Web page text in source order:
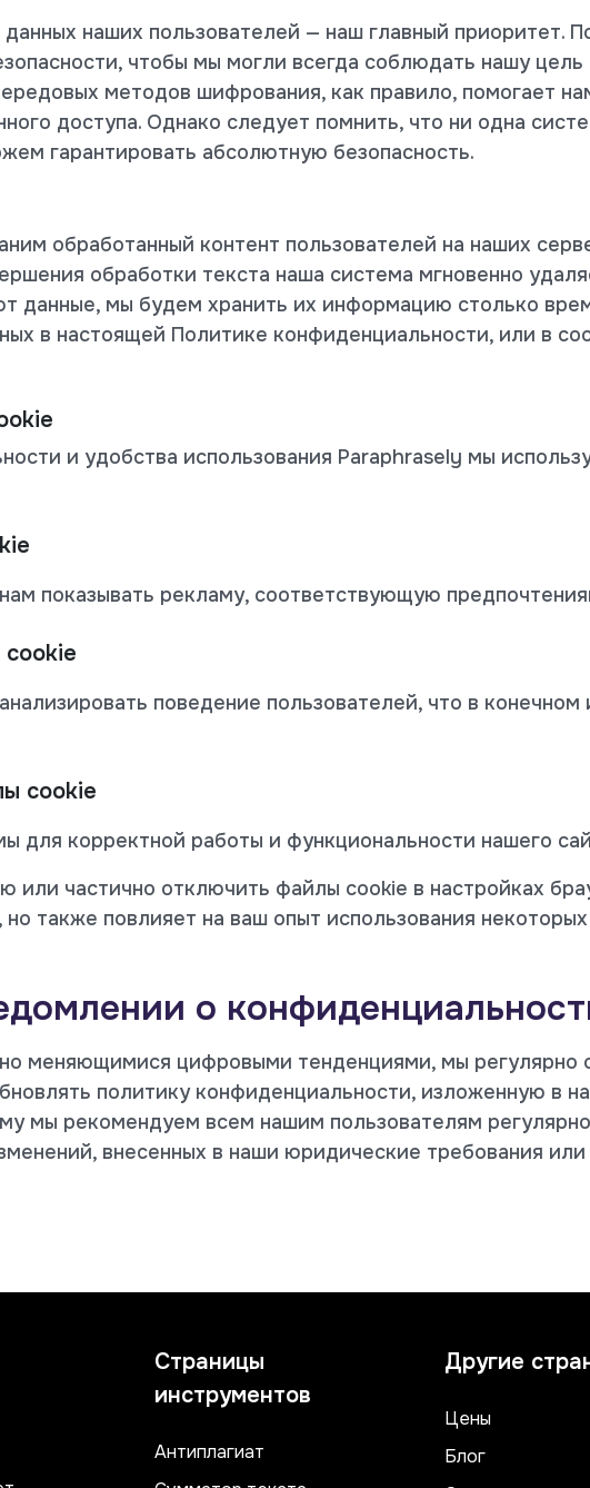
наших пользователей — наш главный приоритет.
чтобы мы могли всегда соблюдать нашу
методов шифрования, как правило, помогает
доступа. Однако следует помнить, что ни одна
гарантировать абсолютную безопасность.
обработанный контент пользователей на наших
обработки текста наша система мгновенно
данные, мы будем хранить их информацию столько
в настоящей Политике конфиденциальности, или в
и удобства использования Paraphrasely мы
показывать рекламу, соответствующую
поведение пользователей, что в
cookie
для корректной работы и функциональности нашего
или частично отключить файлы cookie в настройках
также повлияет на ваш опыт использования
о
меняющимися цифровыми тенденциями, мы регулярно
политику конфиденциальности, изложенную в
мы рекомендуем всем нашим пользователям
внесенных в наши юридические требования или
Страницы
инструментов
Aнтиплагиат
Другие
Цены
Блог